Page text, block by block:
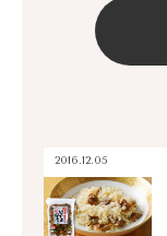
2016.12.05